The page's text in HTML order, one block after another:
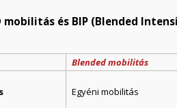
mobilitás és BIP (Blended
Blended mobilitás
Egyéni mobilitás